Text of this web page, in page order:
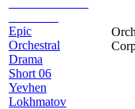
Epic
Orchestral
Drama
Short 06
Yevhen
Lokhmatov